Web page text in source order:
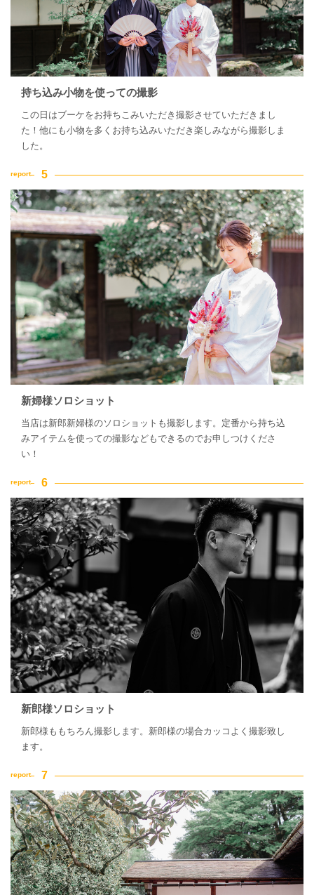
持ち込み小物を使っての撮影
この日はブーケをお持ちこみいただき撮影させていただきまし
た！他にも小物を多くお持ち込みいただき楽しみながら撮影しま
した。
新婦様ソロショット
当店は新郎新婦様のソロショットも撮影します。定番から持ち込
みアイテムを使っての撮影などもできるのでお申しつけくださ
い！
新郎様ソロショット
新郎様ももちろん撮影します。新郎様の場合カッコよく撮影致し
ます。